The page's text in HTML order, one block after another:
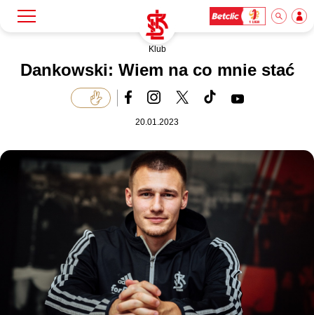
Klub
Bilety
Akademia
Dla mediów
Klub
Dankowski: Wiem na co mnie stać
20.01.2023